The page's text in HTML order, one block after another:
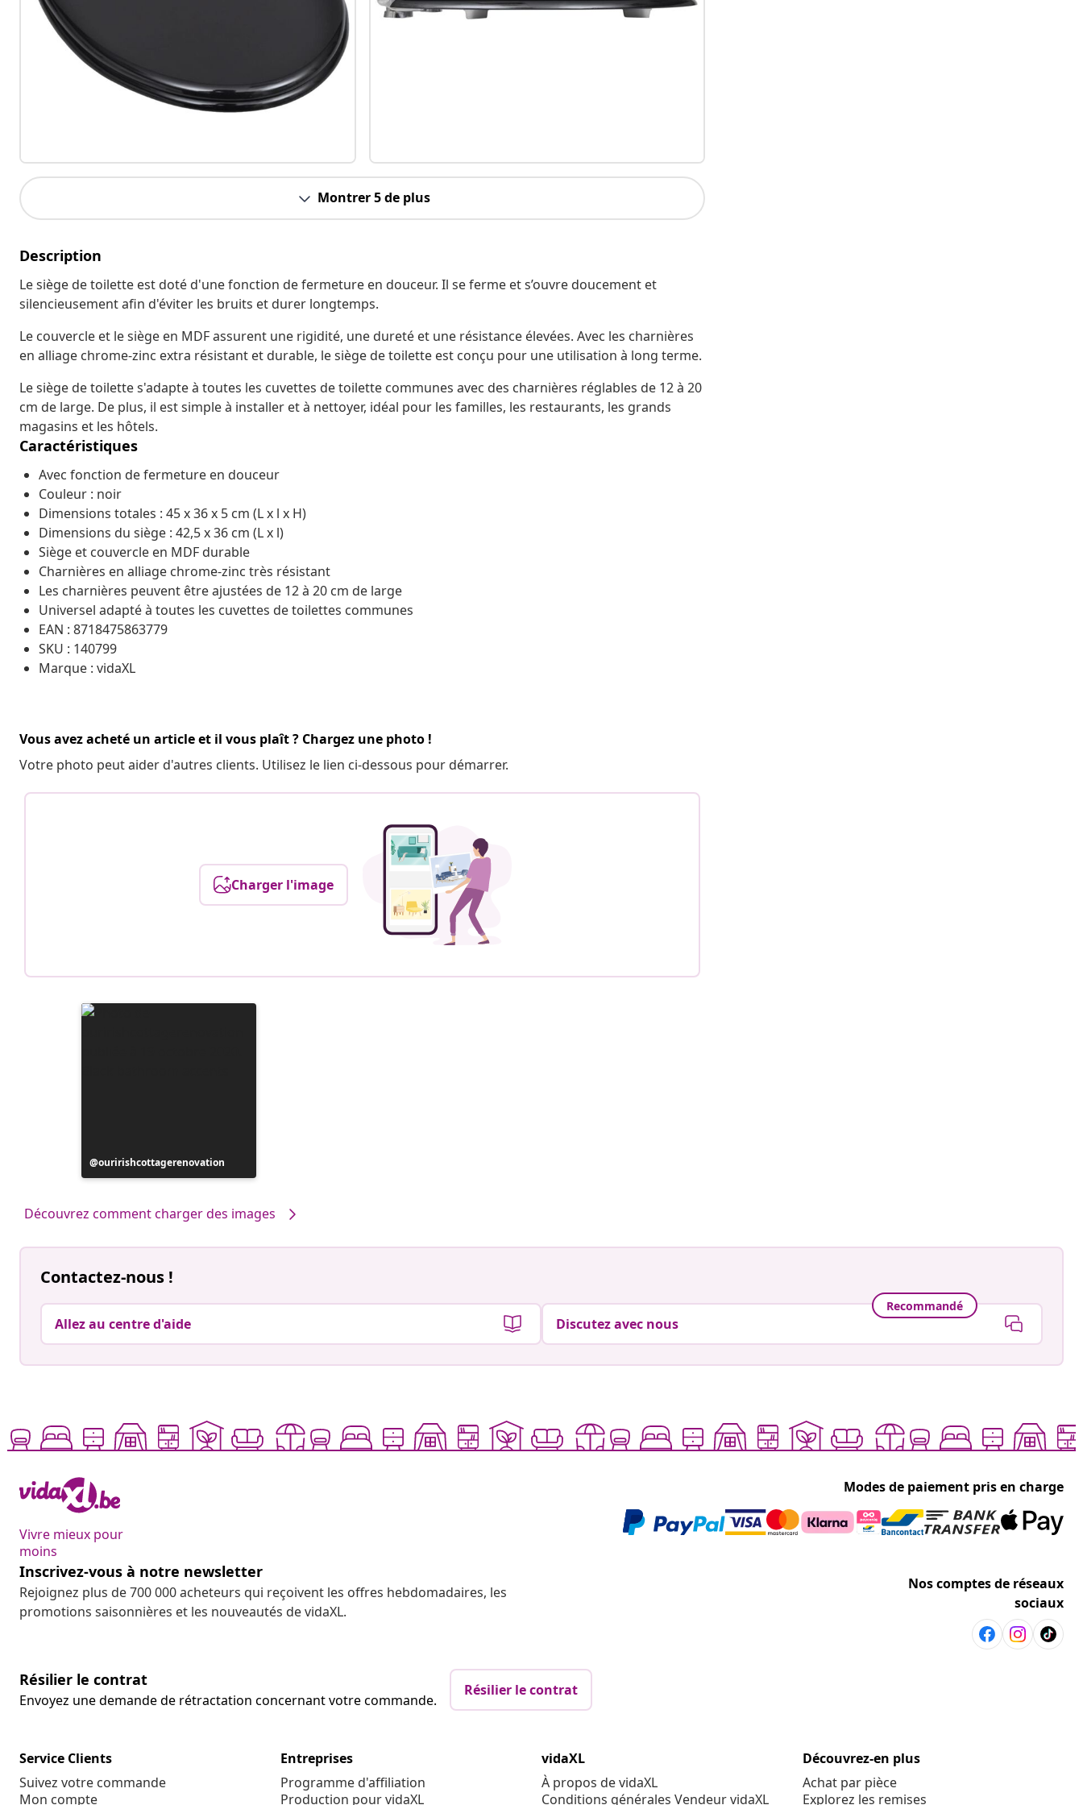
Montrer 5 de plus
Description
Le siège de toilette est doté d'une fonction de fermeture en douceur. Il se ferme et s’ouvre doucement et
silencieusement afin d'éviter les bruits et durer longtemps.
Le couvercle et le siège en MDF assurent une rigidité, une dureté et une résistance élevées. Avec les charnières
en alliage chrome-zinc extra résistant et durable, le siège de toilette est conçu pour une utilisation à long terme.
Le siège de toilette s'adapte à toutes les cuvettes de toilette communes avec des charnières réglables de 12 à 20
cm de large. De plus, il est simple à installer et à nettoyer, idéal pour les familles, les restaurants, les grands
magasins et les hôtels.
Caractéristiques
Avec fonction de fermeture en douceur
Couleur : noir
Dimensions totales : 45 x 36 x 5 cm (L x l x H)
Dimensions du siège : 42,5 x 36 cm (L x l)
Siège et couvercle en MDF durable
Charnières en alliage chrome-zinc très résistant
Les charnières peuvent être ajustées de 12 à 20 cm de large
Universel adapté à toutes les cuvettes de toilettes communes
EAN : 8718475863779
SKU : 140799
Marque : vidaXL
Vous avez acheté un article et il vous plaît ? Chargez une photo !
Votre photo peut aider d'autres clients. Utilisez le lien ci-dessous pour démarrer.
Charger l'image
Publication
publiée
ouririshcottagerenovation
Découvrez comment charger des images
Contactez-nous !
Allez au centre d'aide
Recommandé
Discutez avec nous
Vivre mieux pour
moins
Modes de paiement pris en charge
Inscrivez-vous à notre newsletter
Rejoignez plus de 700 000 acheteurs qui reçoivent les offres hebdomadaires, les
promotions saisonnières et les nouveautés de vidaXL.
Nos comptes de réseaux
sociaux
Résilier le contrat
Envoyez une demande de rétractation concernant votre commande.
Résilier le contrat
Service Clients
Suivez votre commande
Mon compte
Entreprises
Programme d'affiliation
Production pour vidaXL
vidaXL
À propos de vidaXL
Conditions générales Vendeur vidaXL
Découvrez-en plus
Achat par pièce
Explorez les remises